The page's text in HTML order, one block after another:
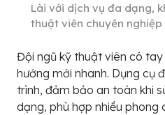
Lài với dịch vụ đa dạng,
thuật viên chuyên nghiệp
Đội ngũ kỹ thuật viên có
hướng mới nhanh. Dụng cụ
trình, đảm bảo an toàn khi
dạng, phù hợp nhiều phong